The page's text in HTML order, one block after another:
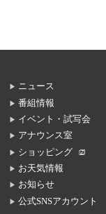
ニュース
番組情報
イベント・試写会
アナウンス室
ショッピング
お天気情報
お知らせ
公式SNSアカウント